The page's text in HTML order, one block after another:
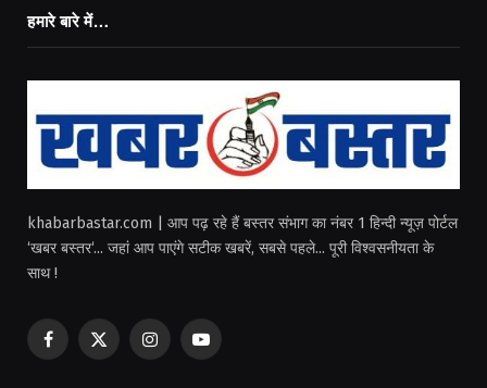
हमारे बारे में…
khabarbastar.com | आप पढ़ रहे हैं बस्तर संभाग का नंबर 1 हिन्दी न्यूज़ पोर्टल
‘खबर बस्तर‘... जहां आप पाएंगे सटीक खबरें, सबसे पहले... पूरी विश्वसनीयता के
साथ !
Facebook
X
InstagramYouTube